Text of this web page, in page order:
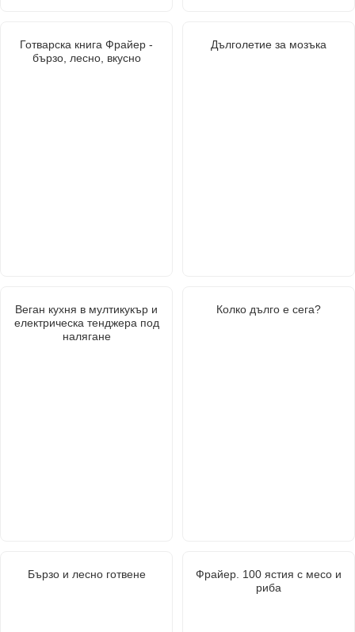
Готварска книга Фрайер -
бързо, лесно, вкусно
Дълголетие за мозъка
Веган кухня в мултикукър и
електрическа тенджера под
налягане
Колко дълго е сега?
Бързо и лесно готвене
Фрайер. 100 ястия с месо и
риба